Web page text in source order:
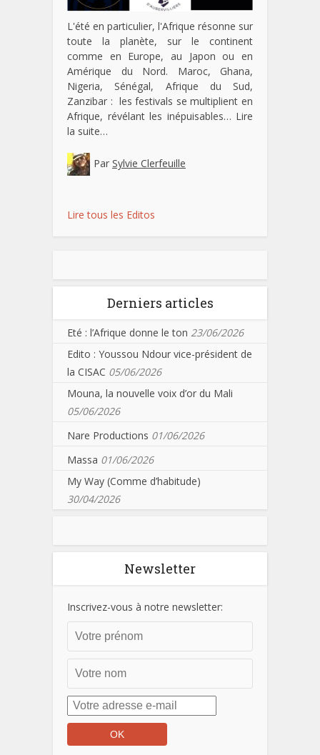
L'été en particulier, l'Afrique résonne sur
toute la planète, sur le continent
comme en Europe, au Japon ou en
Amérique du Nord. Maroc, Ghana,
Nigeria, Sénégal, Afrique du Sud,
Zanzibar : les festivals se multiplient en
Afrique, révélant les inépuisables… Lire
la suite…
Par Sylvie Clerfeuille
Lire tous les Editos
Derniers articles
Eté : l’Afrique donne le ton 23/06/2026
Edito : Youssou Ndour vice-président de
la CISAC 05/06/2026
Mouna, la nouvelle voix d’or du Mali
05/06/2026
Nare Productions 01/06/2026
Massa 01/06/2026
My Way (Comme d’habitude)
30/04/2026
Newsletter
Inscrivez-vous à notre newsletter: